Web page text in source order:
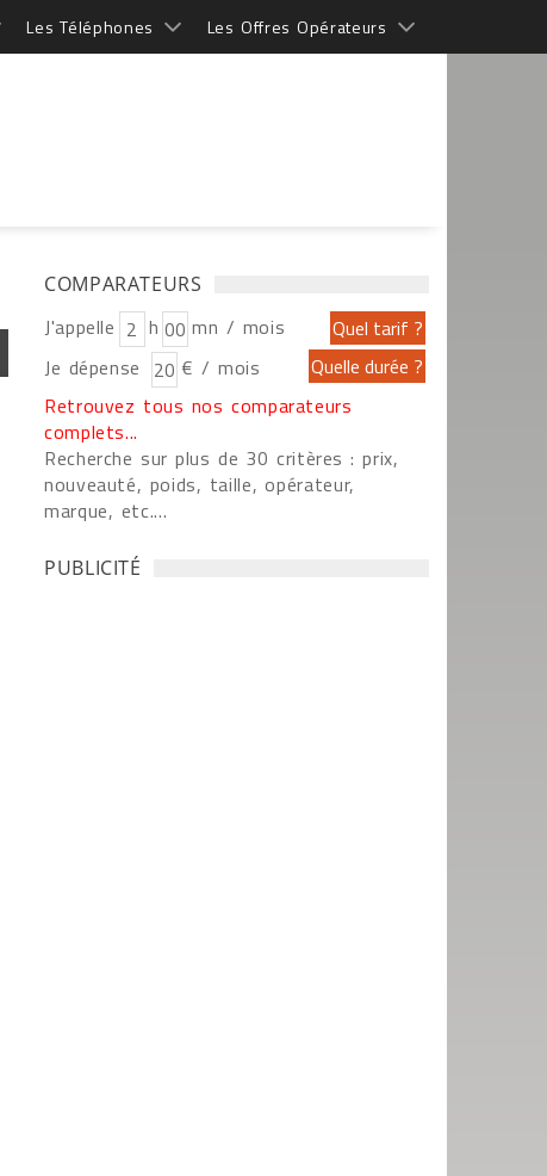
Les Téléphones Les Offres Opérateurs
COMPARATEURS
J'appelle h
mn / mois
Je dépense
€ / mois
Retrouvez tous nos comparateurs
complets...
Recherche sur plus de 30 critères : prix,
nouveauté, poids, taille, opérateur,
marque, etc....
PUBLICITÉ